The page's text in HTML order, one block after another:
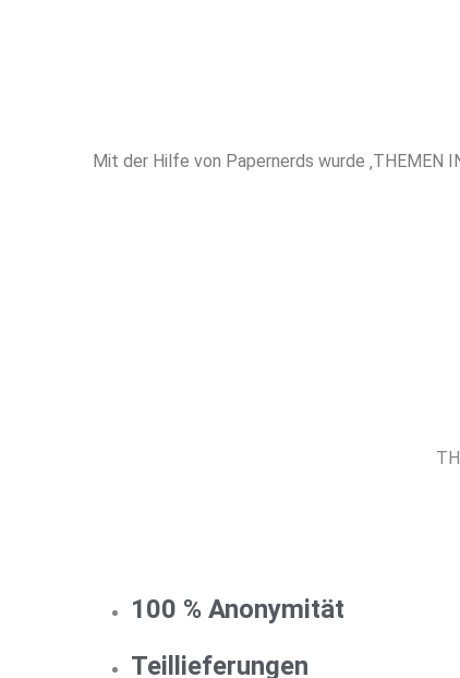
Mit der Hilfe von Papernerds wurde ‚THEMEN
100 % Anonymität
Teillieferungen